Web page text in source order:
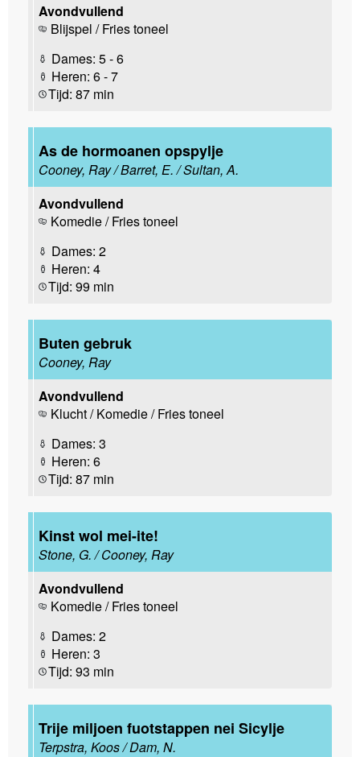
Avondvullend
Blijspel / Fries toneel
Dames: 5 - 6
Heren: 6 - 7
Tijd: 87 min
As de hormoanen opspylje
Cooney, Ray / Barret, E. / Sultan, A.
Avondvullend
Komedie / Fries toneel
Dames: 2
Heren: 4
Tijd: 99 min
Buten gebruk
Cooney, Ray
Avondvullend
Klucht / Komedie / Fries toneel
Dames: 3
Heren: 6
Tijd: 87 min
Kinst wol mei-ite!
Stone, G. / Cooney, Ray
Avondvullend
Komedie / Fries toneel
Dames: 2
Heren: 3
Tijd: 93 min
Trije miljoen fuotstappen nei Sicylje
Terpstra, Koos / Dam, N.